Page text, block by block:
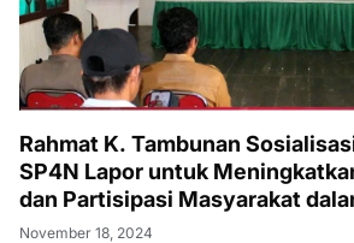
Rahmat K. Tambunan
SP4N Lapor untuk
dan Partisipasi Masyarakat
Pemerintah
November 18, 2024